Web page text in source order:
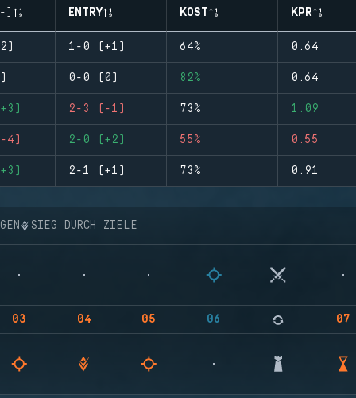
ENTRY KOST KPR
1-0 (+1) 64% 0.64
0-0 (0) 82% 0.64
2-3 (-1) 73% 1.09
4) 2-0 (+2) 55% 0.55
2-1 (+1) 73% 0.91
SIEG DURCH ZIELE
03 04 05 06 07